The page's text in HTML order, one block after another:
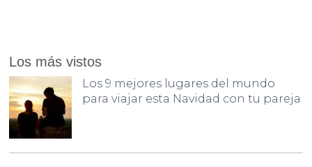
Los más vistos
Los 9 mejores lugares del mundo
para viajar esta Navidad con tu pareja